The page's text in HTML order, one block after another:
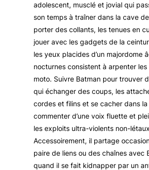
adolescent, musclé et jovial qui
son temps à traîner dans la cave
porter des collants, les tenues en
jouer avec les gadgets de la
les yeux placides d’un majordome
nocturnes consistent à arpenter
moto. Suivre Batman pour trouver
qui échanger des coups, les
cordes et filins et se cacher dans
commenter d’une voix fluette et
les exploits ultra-violents non-
Accessoirement, il partage
paire de liens ou des chaînes avec
quand il se fait kidnapper par un